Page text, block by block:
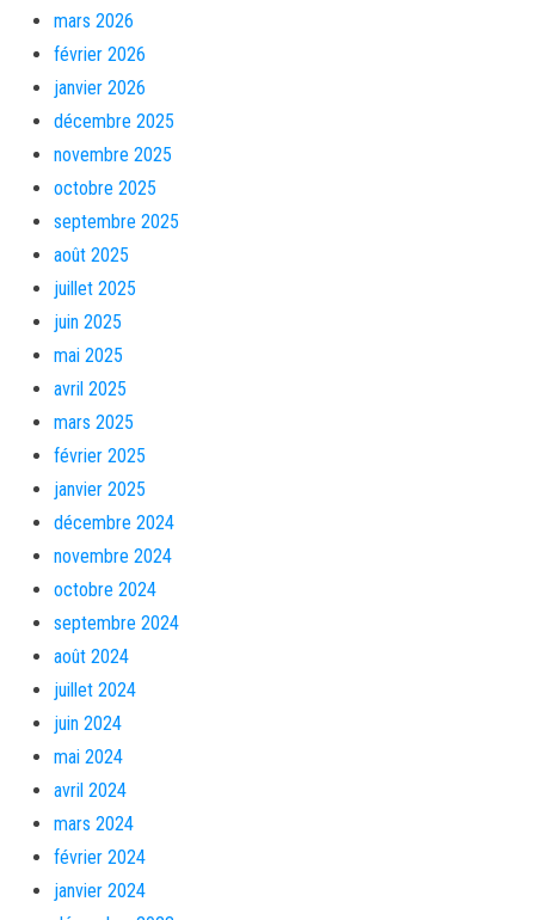
mars 2026
février 2026
janvier 2026
décembre 2025
novembre 2025
octobre 2025
septembre 2025
août 2025
juillet 2025
juin 2025
mai 2025
avril 2025
mars 2025
février 2025
janvier 2025
décembre 2024
novembre 2024
octobre 2024
septembre 2024
août 2024
juillet 2024
juin 2024
mai 2024
avril 2024
mars 2024
février 2024
janvier 2024